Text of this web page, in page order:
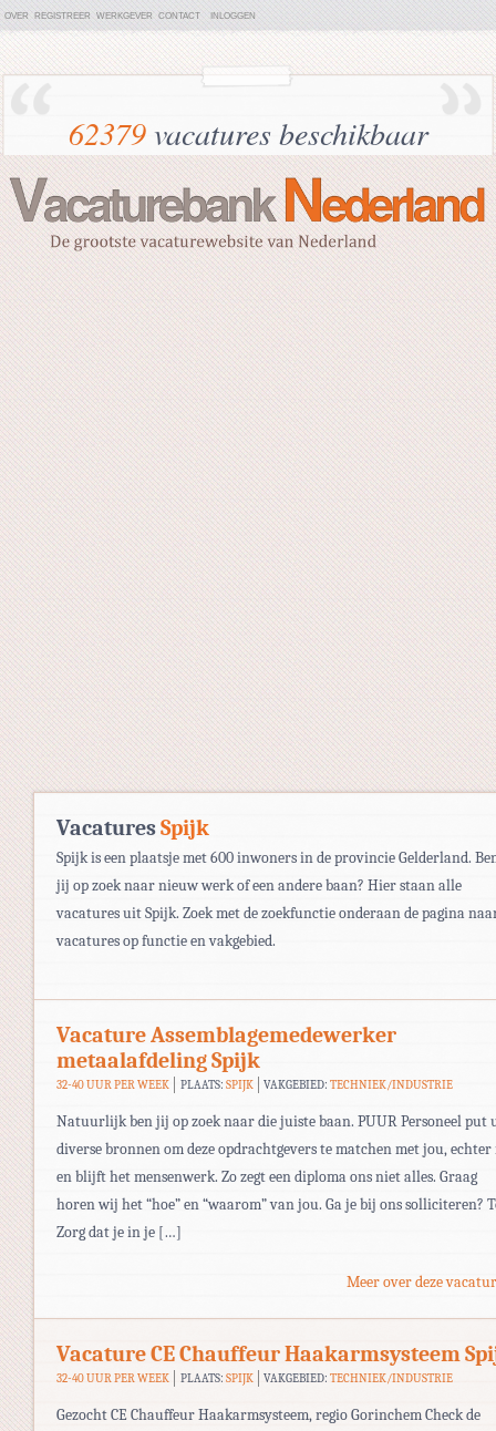
OVER REGISTREER WERKGEVER CONTACT INLOGGEN
62379vacatures beschikbaar
VacaturesSpijk
Spijk is een plaatsje met 600 inwoners in de provincie Gelderland.
jij op zoek naar nieuw werk of een andere baan? Hier staan alle
vacatures uit Spijk. Zoek met de zoekfunctie onderaan de pagina
vacatures op functie en vakgebied.
Vacature Assemblagemedewerker
metaalafdeling Spijk
32-40 UUR PER WEEK PLAATS: SPIJK VAKGEBIED:TECHNIEK/INDUSTRIE
Natuurlijk ben jij op zoek naar die juiste baan. PUUR Personeel put
diverse bronnen om deze opdrachtgevers te matchen met jou, echter
en blijft het mensenwerk. Zo zegt een diploma ons niet alles. Graag
horen wij het “hoe” en “waarom” van jou. Ga je bij ons solliciteren?
Zorg dat je in je […]
Meer over deze
Vacature CE Chauffeur Haakarmsysteem
32-40 UUR PER WEEK PLAATS: SPIJK VAKGEBIED:TECHNIEK/INDUSTRIE
Gezocht CE Chauffeur Haakarmsysteem, regio Gorinchem Check de